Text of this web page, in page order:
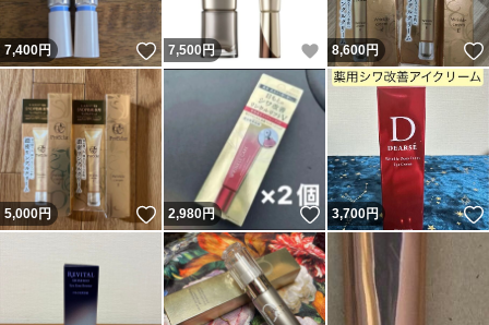
7,400円 いいね！
7,500円 いいね！
8,600円
5,000円 いいね！
2,980円 いいね！
3,700円